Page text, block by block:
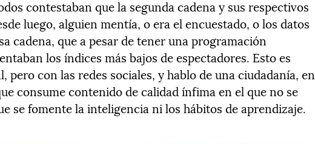
contestaban que la segunda cadena y sus respectivos
luego, alguien mentía, o era el encuestado, o los datos
cadena, que a pesar de tener una programación
los índices más bajos de espectadores. Esto es
pero con las redes sociales, y hablo de una ciudadanía, en
consume contenido de calidad ínfima en el que no se
se fomente la inteligencia ni los hábitos de aprendizaje.